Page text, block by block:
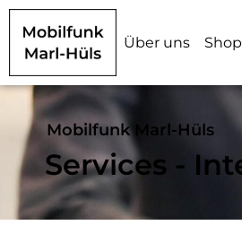
Über uns Shop
Mobilfunk Marl-Hüls
Services -